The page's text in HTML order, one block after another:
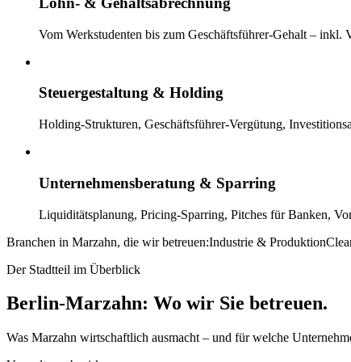
Vom Werkstudenten bis zum Geschäftsführer-Gehalt – inkl.
Steuergestaltung & Holding
Holding-Strukturen, Geschäftsführer-Vergütung,
Unternehmensberatung & Sparring
Liquiditätsplanung, Pricing-Sparring, Pitches für Banken,
Branchen in Marzahn, die wir betreuen:Industrie & Produktion
Der Stadtteil im Überblick
Berlin-Marzahn: Wo wir Sie betreuen.
Was Marzahn wirtschaftlich ausmacht – und für welche